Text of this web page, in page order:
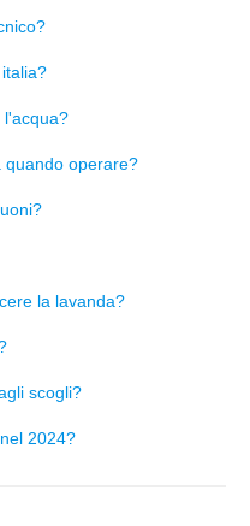
l'acqua?
quando operare?
la lavanda?
scogli?
2024?